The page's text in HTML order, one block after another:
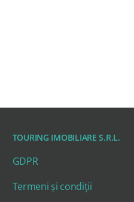
TOURING IMOBILIARE S.R.L.
GDPR
Termeni și condiții